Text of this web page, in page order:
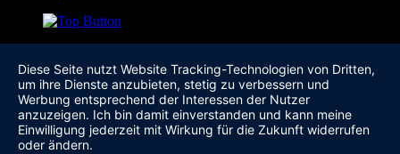
Diese Seite nutzt Website Tracking-Technologien von Dritten,
um ihre Dienste anzubieten, stetig zu verbessern und
Werbung entsprechend der Interessen der Nutzer
anzuzeigen. Ich bin damit einverstanden und kann meine
Einwilligung jederzeit mit Wirkung für die Zukunft widerrufen
oder ändern.